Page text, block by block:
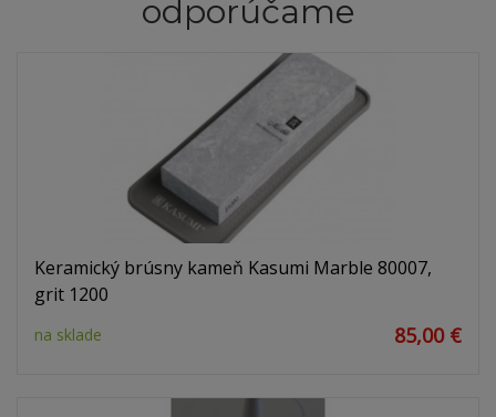
odporúčame
Keramický brúsny kameň Kasumi Marble 80007,
grit 1200
na sklade 85,00 €